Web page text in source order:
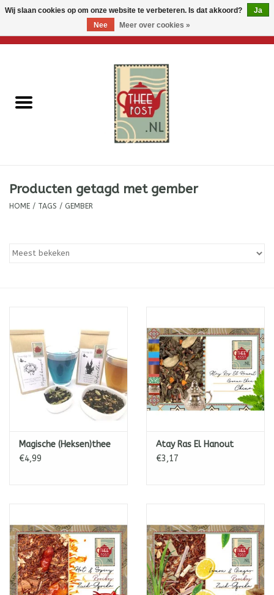
Losse thee
Shop-in-Shop
Tisanes (Rooibos, Kruiden &
Specerijen)
Producten getagd met gember
HOME / TAGS / GEMBER
Magische (Heksen)thee
€4,99
Atay Ras El Hanout
€3,17
Wij slaan cookies op om onze website te verbeteren. Is dat akkoord?
Ja
Nee
Meer over cookies »